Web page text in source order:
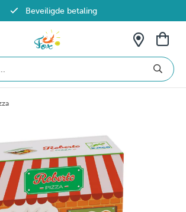
Beveiligde betaling
verzending vanaf €69 in België